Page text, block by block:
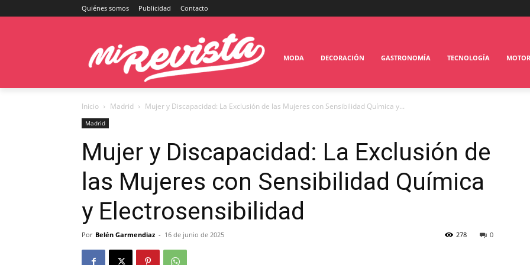
Quiénes somos Publicidad Contacto
MODA DECORACIÓN GASTRONOMÍA TECNOLOGÍA MOTOR
Inicio Madrid Mujer y Discapacidad: La Exclusión de las Mujeres con Sensibilidad Química y...
Madrid
Mujer y Discapacidad: La Exclusión de
las Mujeres con Sensibilidad Química
y Electrosensibilidad
Por Belén Garmendiaz - 16 de junio de 2025 0
278